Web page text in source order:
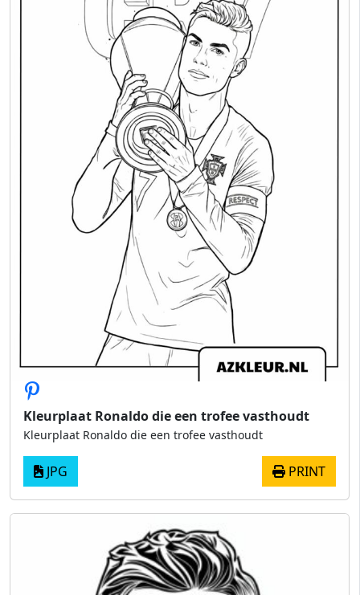
Kleurplaat Ronaldo die een trofee vasthoudt
Kleurplaat Ronaldo die een trofee vasthoudt
JPG PRINT